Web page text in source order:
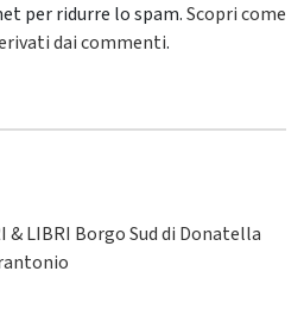
per ridurre lo spam.Scopri come
dai commenti.
& LIBRI Borgo Sud di Donatella